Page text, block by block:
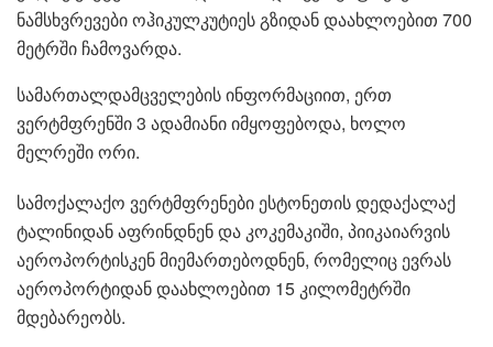
ნამსხვრევები ოჰიკულკუტიეს გზიდან დაახლოებით 700
მეტრში ჩამოვარდა.
სამართალდამცველების ინფორმაციით, ერთ
ვერტმფრენში 3 ადამიანი იმყოფებოდა, ხოლო
მელრეში ორი.
სამოქალაქო ვერტმფრენები ესტონეთის დედაქალაქ
ტალინიდან აფრინდნენ და კოკემაკიში, პიიკაიარვის
აეროპორტისკენ მიემართებოდნენ, რომელიც ევრას
აეროპორტიდან დაახლოებით 15 კილომეტრში
მდებარეობს.